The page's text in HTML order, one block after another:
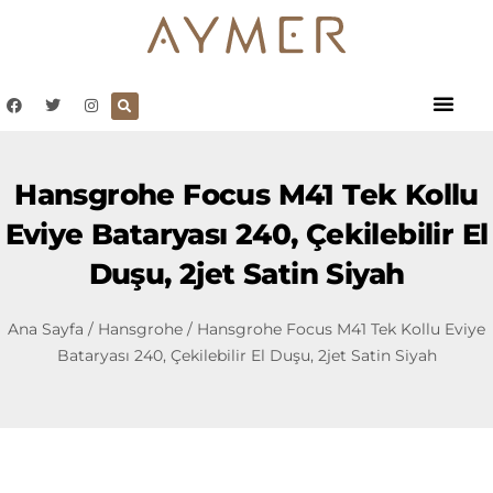
Hansgrohe Focus M41 Tek Kollu
Eviye Bataryası 240, Çekilebilir El
Duşu, 2jet Satin Siyah
Ana Sayfa / Hansgrohe / Hansgrohe Focus M41 Tek Kollu Eviye
Bataryası 240, Çekilebilir El Duşu, 2jet Satin Siyah